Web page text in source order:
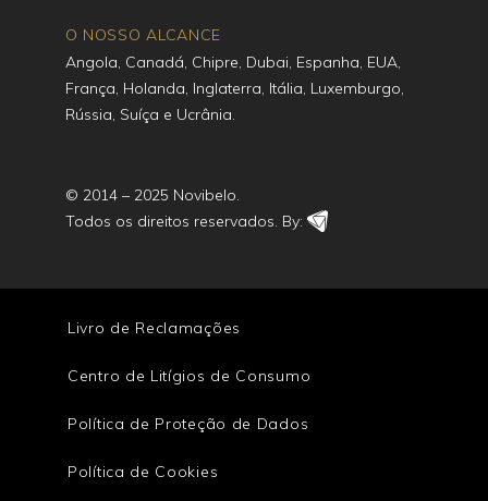
O NOSSO ALCANCE
Angola, Canadá, Chipre, Dubai, Espanha, EUA,
França, Holanda, Inglaterra, Itália, Luxemburgo,
Rússia, Suíça e Ucrânia.
© 2014 – 2025 Novibelo.
Todos os direitos reservados. By:
Livro de Reclamações
Centro de Litígios de Consumo
Política de Proteção de Dados
Política de Cookies